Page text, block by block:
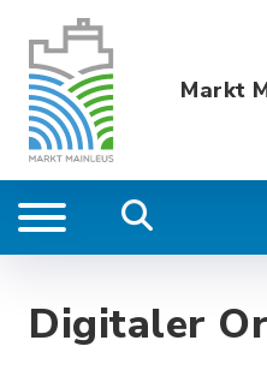
Markt
Digitaler